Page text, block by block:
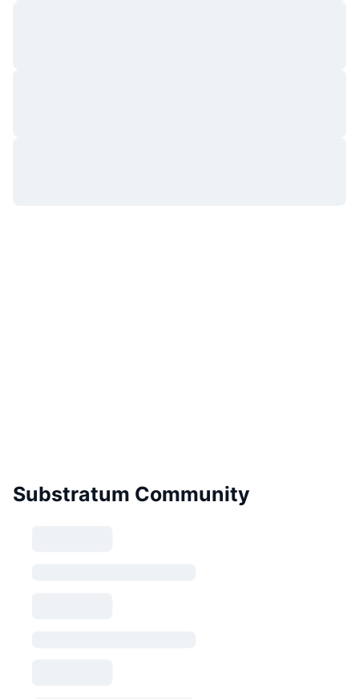
Substratum Community